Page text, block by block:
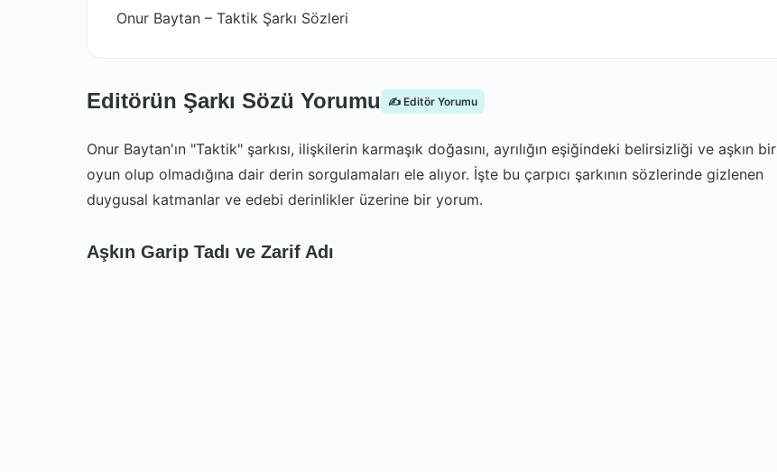
Onur Baytan – Taktik Şarkı Sözleri
Editörün Şarkı Sözü Yorumu ✍️ Editör Yorumu
Onur Baytan'ın "Taktik" şarkısı, ilişkilerin karmaşık doğasını, ayrılığın eşiğindeki belirsizliği ve aşkın bir
oyun olup olmadığına dair derin sorgulamaları ele alıyor. İşte bu çarpıcı şarkının sözlerinde gizlenen
duygusal katmanlar ve edebi derinlikler üzerine bir yorum.
Aşkın Garip Tadı ve Zarif Adı